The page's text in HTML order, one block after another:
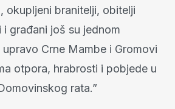
okupljeni branitelji, obitelji
građani još su jednom
Crne Mambe i Gromovi
otpora, hrabrosti i pobjede u
rata.”